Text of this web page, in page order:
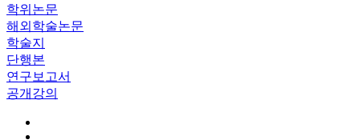
학위논문
해외학술논문
학술지
단행본
연구보고서
공개강의